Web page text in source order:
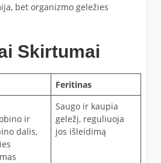
bet organizmo geležies
Skirtumai
Feritinas
ir
dalis,
Saugo ir kaupia
geležį, reguliuoja
jos išleidimą